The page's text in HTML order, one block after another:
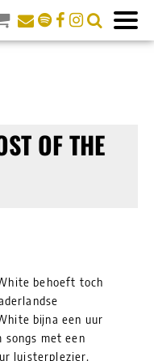
OF THE
behoeft toch
bijna een uur
songs met een
luisterplezier.